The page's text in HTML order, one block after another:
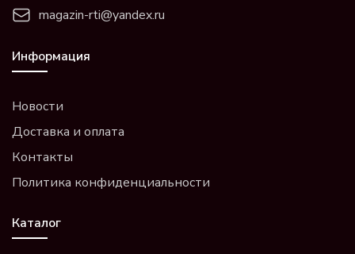
magazin-rti@yandex.ru
Информация
Новости
Доставка и оплата
Контакты
Политика конфиденциальности
Каталог